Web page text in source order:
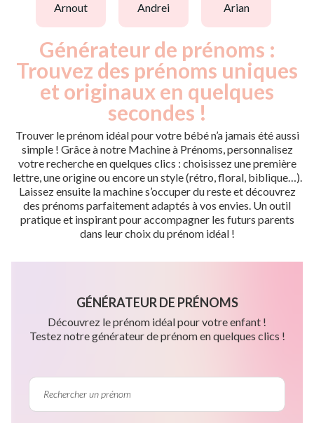
arnout andrei arian
Générateur de prénoms :
Trouvez des prénoms uniques
et originaux en quelques
secondes !
Trouver le prénom idéal pour votre bébé n’a jamais été aussi
simple ! Grâce à notre Machine à Prénoms, personnalisez
votre recherche en quelques clics : choisissez une première
lettre, une origine ou encore un style (rétro, floral, biblique…).
Laissez ensuite la machine s’occuper du reste et découvrez
des prénoms parfaitement adaptés à vos envies. Un outil
pratique et inspirant pour accompagner les futurs parents
dans leur choix du prénom idéal !
GÉNÉRATEUR DE PRÉNOMS
Découvrez le prénom idéal pour votre enfant !
Testez notre générateur de prénom en quelques clics !